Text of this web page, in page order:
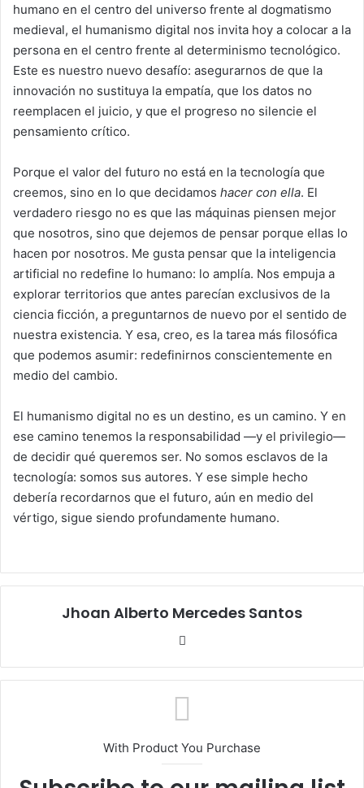
humano en el centro del universo frente al dogmatismo
medieval, el humanismo digital nos invita hoy a colocar a la
persona en el centro frente al determinismo tecnológico.
Este es nuestro nuevo desafío: asegurarnos de que la
innovación no sustituya la empatía, que los datos no
reemplacen el juicio, y que el progreso no silencie el
pensamiento crítico.
Porque el valor del futuro no está en la tecnología que
creemos, sino en lo que decidamos hacer con ella. El
verdadero riesgo no es que las máquinas piensen mejor
que nosotros, sino que dejemos de pensar porque ellas lo
hacen por nosotros. Me gusta pensar que la inteligencia
artificial no redefine lo humano: lo amplía. Nos empuja a
explorar territorios que antes parecían exclusivos de la
ciencia ficción, a preguntarnos de nuevo por el sentido de
nuestra existencia. Y esa, creo, es la tarea más filosófica
que podemos asumir: redefinirnos conscientemente en
medio del cambio.
El humanismo digital no es un destino, es un camino. Y en
ese camino tenemos la responsabilidad —y el privilegio—
de decidir qué queremos ser. No somos esclavos de la
tecnología: somos sus autores. Y ese simple hecho
debería recordarnos que el futuro, aún en medio del
vértigo, sigue siendo profundamente humano.
Jhoan Alberto Mercedes Santos
With Product You Purchase